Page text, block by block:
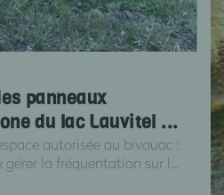
panneaux
du lac Lauvitel ...
autorisée au bivouac :
la fréquentation sur l...